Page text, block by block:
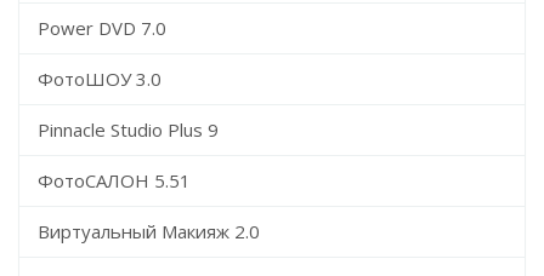
Power DVD 7.0
ФотоШОУ 3.0
Pinnacle Studio Plus 9
ФотоСАЛОН 5.51
Виртуальный Макияж 2.0